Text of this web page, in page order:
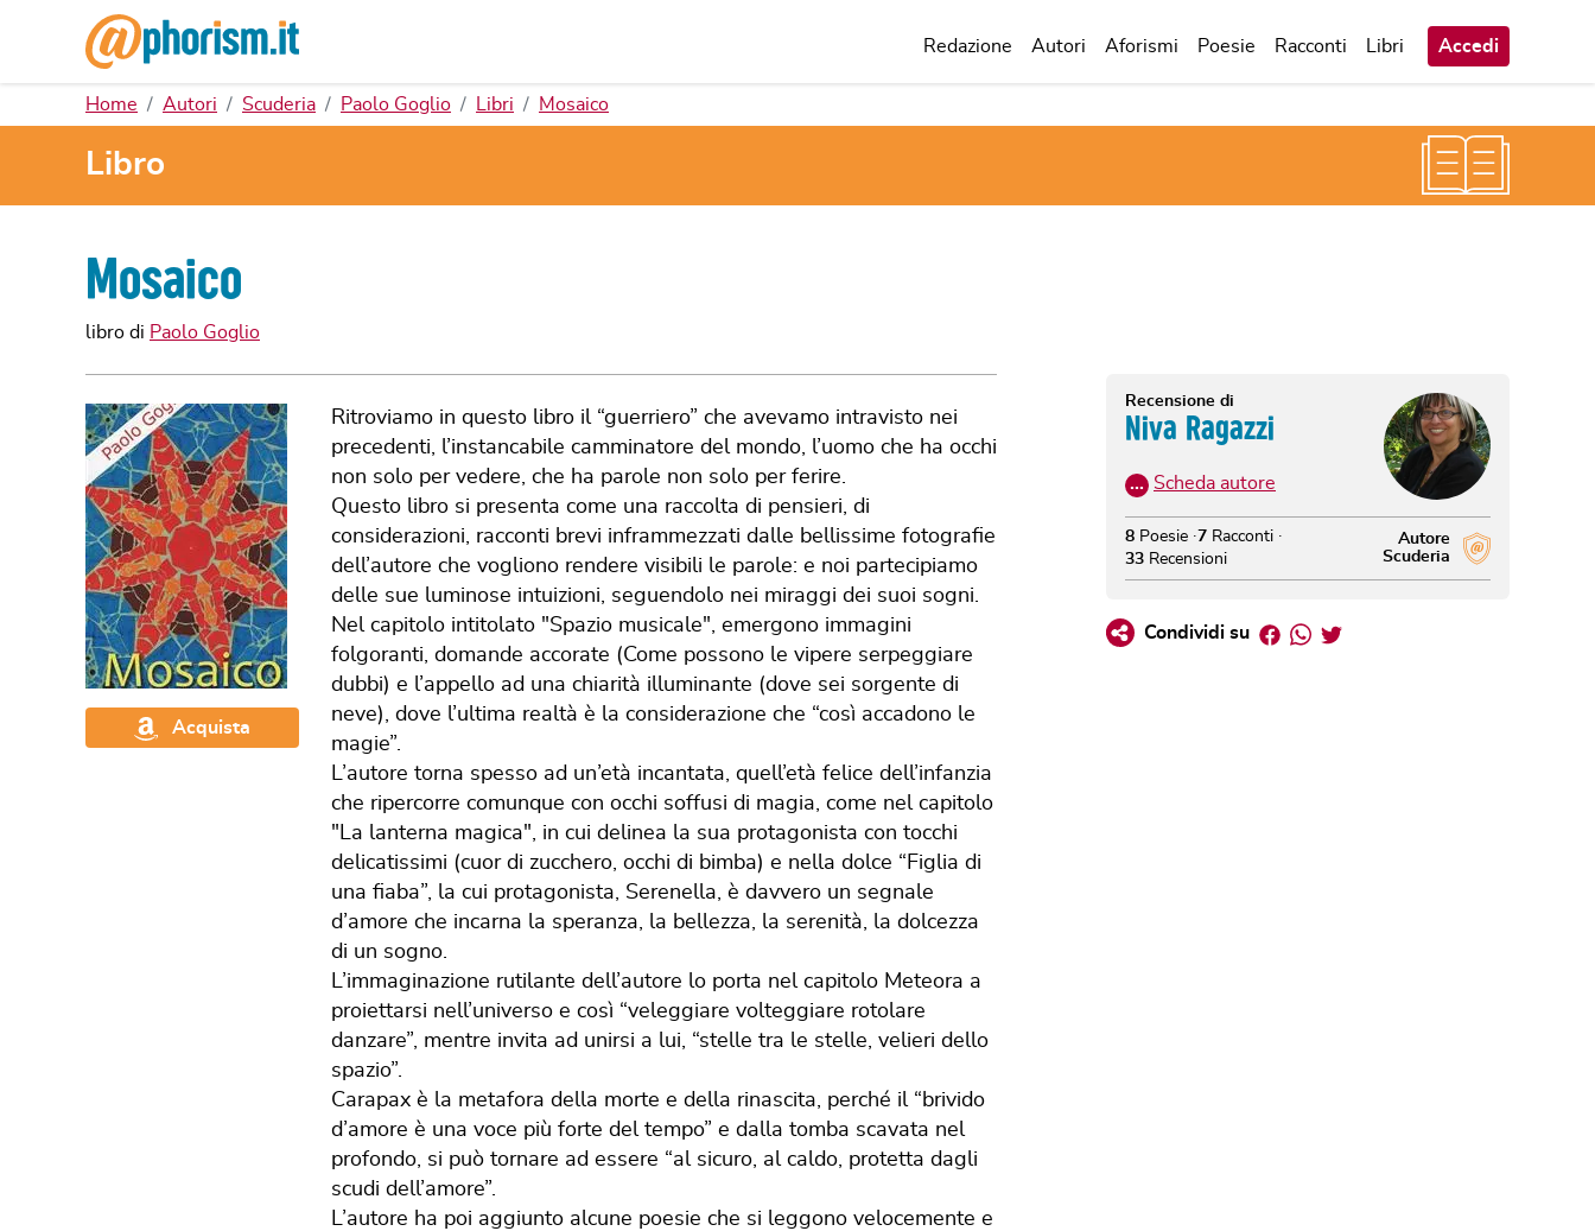
Redazione Autori Aforismi Poesie Racconti Libri Accedi
Home Autori Scuderia Paolo Goglio Libri Mosaico
Libro
Mosaico
libro di Paolo Goglio
Ritroviamo in questo libro il “guerriero” che avevamo intravisto nei
precedenti, l’instancabile camminatore del mondo, l’uomo che ha occhi
non solo per vedere, che ha parole non solo per ferire.
Questo libro si presenta come una raccolta di pensieri, di
considerazioni, racconti brevi inframmezzati dalle bellissime fotografie
dell’autore che vogliono rendere visibili le parole: e noi partecipiamo
delle sue luminose intuizioni, seguendolo nei miraggi dei suoi sogni.
Nel capitolo intitolato "Spazio musicale", emergono immagini
folgoranti, domande accorate (Come possono le vipere serpeggiare
dubbi) e l’appello ad una chiarità illuminante (dove sei sorgente di
neve), dove l’ultima realtà è la considerazione che “così accadono le
magie”.
L’autore torna spesso ad un’età incantata, quell’età felice dell’infanzia
che ripercorre comunque con occhi soffusi di magia, come nel capitolo
"La lanterna magica", in cui delinea la sua protagonista con tocchi
delicatissimi (cuor di zucchero, occhi di bimba) e nella dolce “Figlia di
una fiaba”, la cui protagonista, Serenella, è davvero un segnale
d’amore che incarna la speranza, la bellezza, la serenità, la dolcezza
di un sogno.
L’immaginazione rutilante dell’autore lo porta nel capitolo Meteora a
proiettarsi nell’universo e così “veleggiare volteggiare rotolare
danzare”, mentre invita ad unirsi a lui, “stelle tra le stelle, velieri dello
spazio”.
Carapax è la metafora della morte e della rinascita, perché il “brivido
d’amore è una voce più forte del tempo” e dalla tomba scavata nel
profondo, si può tornare ad essere “al sicuro, al caldo, protetta dagli
scudi dell’amore”.
L’autore ha poi aggiunto alcune poesie che si leggono velocemente e
Acquista
Recensione di
Niva Ragazzi
… Scheda autore
Autore
Scuderia
8 Poesie 7 Racconti
33 Recensioni
Condividi su Facebook
Whatsapp
Twitter